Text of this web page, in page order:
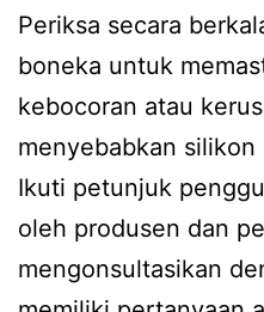
Periksa secara
boneka untuk
kebocoran atau
menyebabkan silikon
Ikuti petunjuk
oleh produsen dan
mengonsultasikan